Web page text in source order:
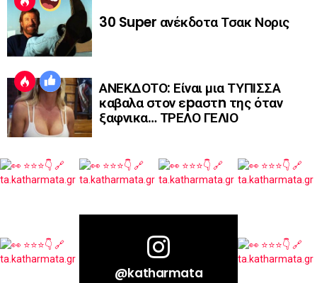
30 Super ανέκδοτα Τσακ Νορις
ΑΝΕΚΔΟΤΟ: Είναι μια ΤΥΠΙΣΣΑ
καβαλα στον εpαστn της όταν
ξαφνικα… ΤΡΕΛΟ ΓΕΛΙΟ
@katharmata